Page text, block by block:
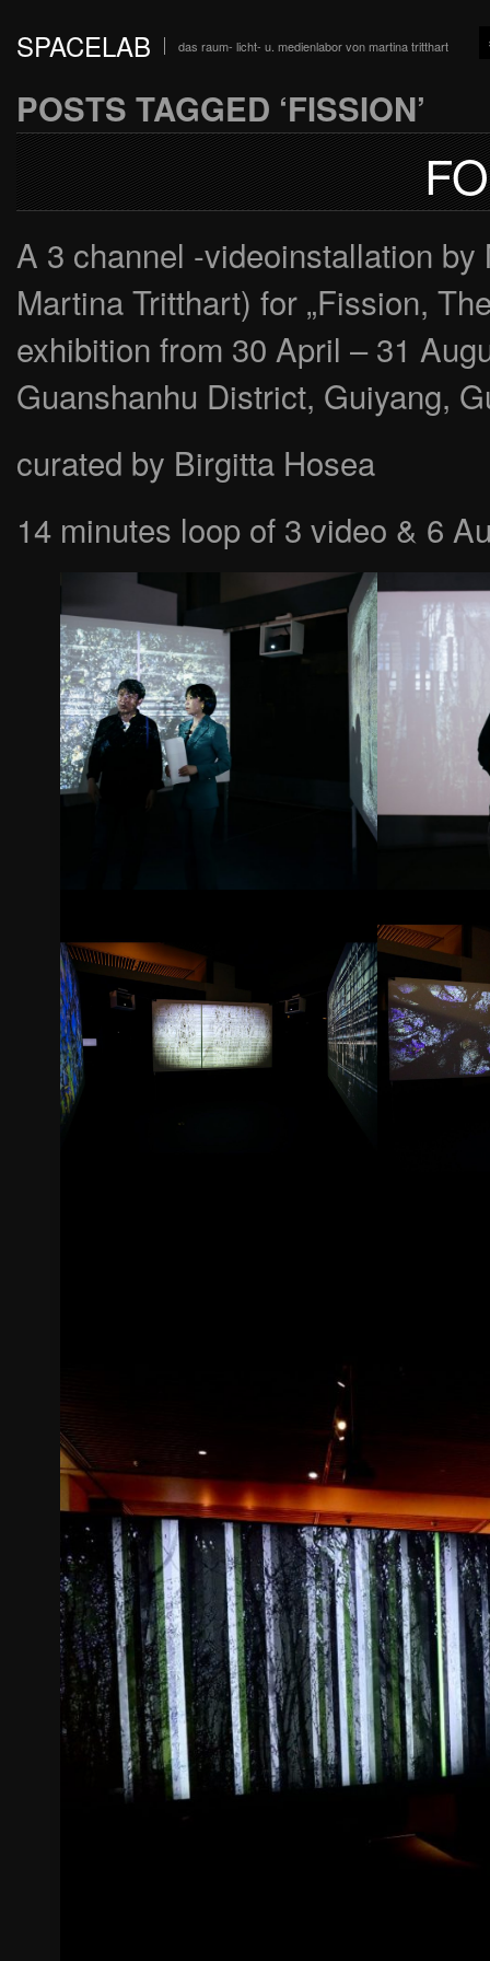
SPACELAB das raum- licht- u. medienlabor von martina tritthart
POSTS TAGGED ‘FISSION’
A 3 channel -videoinstallation
Martina Tritthart) for „Fission,
exhibition from 30 April – 31
Guanshanhu District, Guiyang,
curated by Birgitta Hosea
14 minutes loop of 3 video & 6